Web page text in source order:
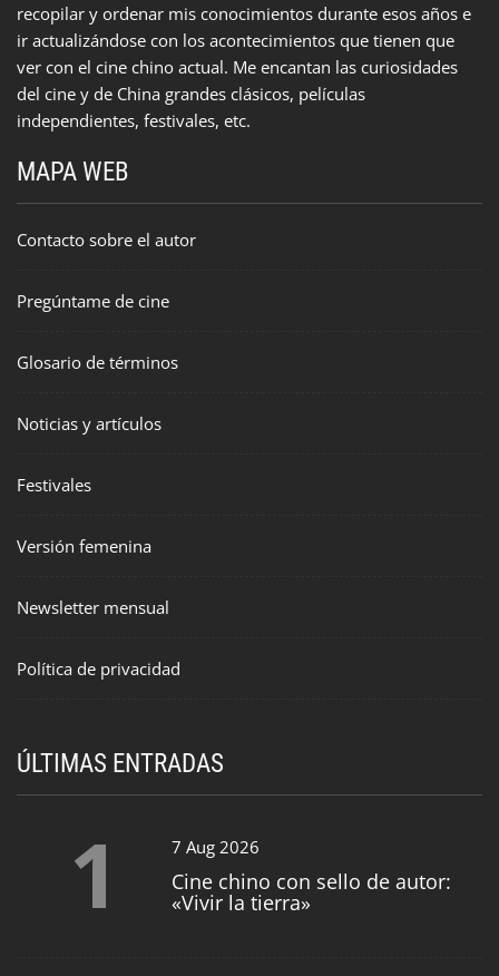
recopilar y ordenar mis conocimientos durante esos años e
ir actualizándose con los acontecimientos que tienen que
ver con el cine chino actual. Me encantan las curiosidades
del cine y de China grandes clásicos, películas
independientes, festivales, etc.
MAPA WEB
Contacto sobre el autor
Pregúntame de cine
Glosario de términos
Noticias y artículos
Festivales
Versión femenina
Newsletter mensual
Política de privacidad
ÚLTIMAS ENTRADAS
1 7 Aug 2026
Cine chino con sello de autor:
«Vivir la tierra»